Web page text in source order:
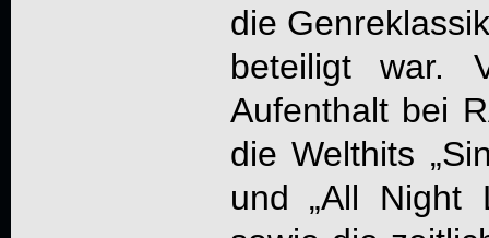
die
beteiligt war.
Aufenthalt bei
die Welthits
und „All Night